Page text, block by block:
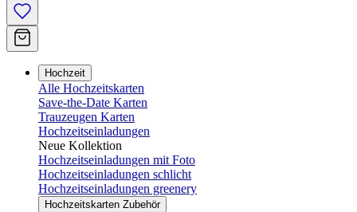
Hochzeit
Alle Hochzeitskarten
Save-the-Date Karten
Trauzeugen Karten
Hochzeitseinladungen
Neue Kollektion
Hochzeitseinladungen mit Foto
Hochzeitseinladungen schlicht
Hochzeitseinladungen greenery
Hochzeitskarten Zubehör